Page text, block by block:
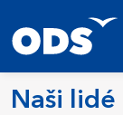
Naši lidé